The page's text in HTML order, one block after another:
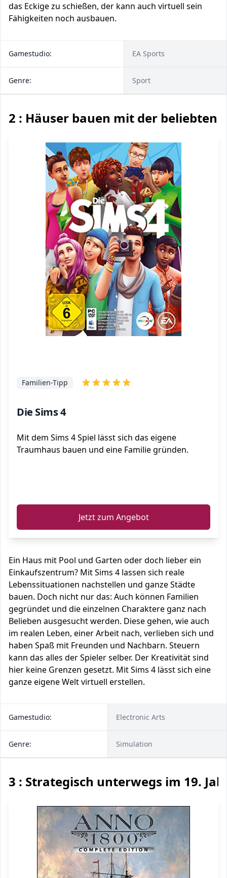
das Eckige zu schießen, der kann auch virtuell sein
Fähigkeiten noch ausbauen.
Gamestudio: EA Sports
Genre: Sport
2 : Häuser bauen mit der beliebten
Die Sims 4
Familien-Tipp
Mit dem Sims 4 Spiel lässt sich das eigene
Traumhaus bauen und eine Familie gründen.
Jetzt zum Angebot
Ein Haus mit Pool und Garten oder doch lieber ein
Einkaufszentrum? Mit Sims 4 lassen sich reale
Lebenssituationen nachstellen und ganze Städte
bauen. Doch nicht nur das: Auch können Familien
gegründet und die einzelnen Charaktere ganz nach
Belieben ausgesucht werden. Diese gehen, wie auch
im realen Leben, einer Arbeit nach, verlieben sich und
haben Spaß mit Freunden und Nachbarn. Steuern
kann das alles der Spieler selber. Der Kreativität sind
hier keine Grenzen gesetzt. Mit Sims 4 lässt sich eine
ganze eigene Welt virtuell erstellen.
Gamestudio: Electronic Arts
Genre: Simulation
3 : Strategisch unterwegs im 19.